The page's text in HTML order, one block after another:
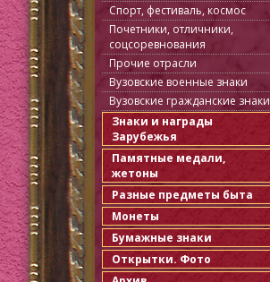
Спорт, фестиваль, космос
Почетники, отличники,
соцсоревнования
Прочие отрасли
Вузовские военные знаки
Вузовские гражданские знаки
Знаки и награды
Зарубежья
Памятные медали,
жетоны
Разные предметы быта
Монеты
Бумажные знаки
Открытки. Фото